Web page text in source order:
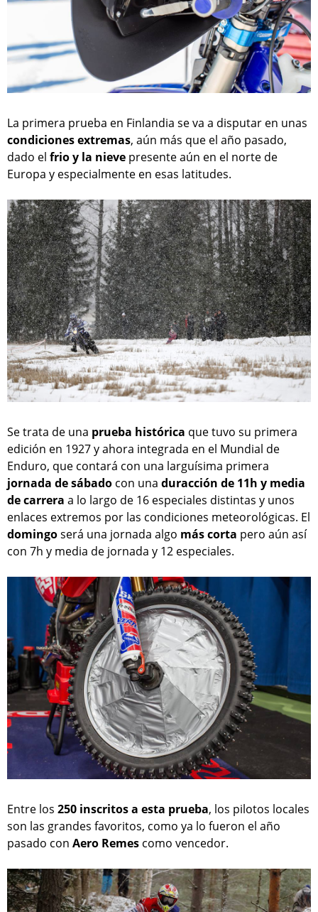
La primera prueba en Finlandia se va a disputar en unas
condiciones extremas, aún más que el año pasado,
dado el frio y la nieve presente aún en el norte de
Europa y especialmente en esas latitudes.
Se trata de una prueba histórica que tuvo su primera
edición en 1927 y ahora integrada en el Mundial de
Enduro, que contará con una larguísima primera
jornada de sábado con una duracción de 11h y media
de carrera a lo largo de 16 especiales distintas y unos
enlaces extremos por las condiciones meteorológicas. El
domingoserá una jornada algo más corta pero aún así
con 7h y media de jornada y 12 especiales.
Entre los 250 inscritos a esta prueba, los pilotos locales
son las grandes favoritos, como ya lo fueron el año
pasado con Aero Remes como vencedor.